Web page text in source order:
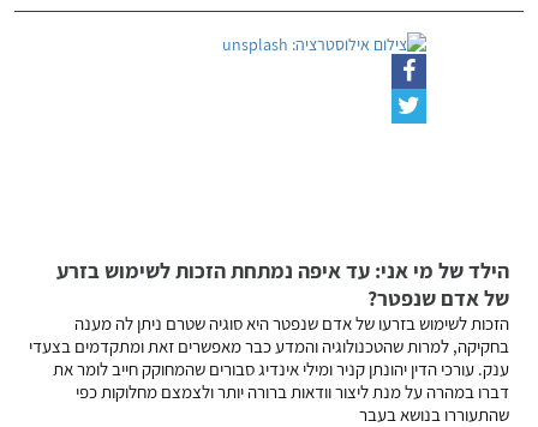
הילד של מי אני: עד איפה נמתחת הזכות לשימוש בזרע
של אדם שנפטר?
הזכות לשימוש בזרעו של אדם שנפטר היא סוגיה שטרם ניתן לה מענה
בחקיקה, למרות שהטכנולוגיה והמדע כבר מאפשרים זאת ומתקדמים בצעדי
ענק. עורכי הדין יהונתן קניר ומילי אינדיג סבורים שהמחוקק חייב לומר את
דברו במהרה על מנת ליצור וודאות ברורה יותר ולצמצם מחלוקות כפי
שהתעוררו בנושא בעבר